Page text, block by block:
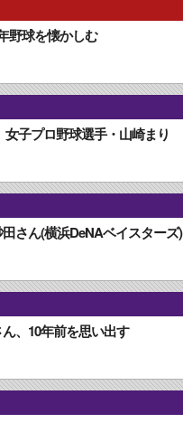
野球を懐かしむ
女子プロ野球選手・山崎まり
さん(横浜DeNAベイスターズ)
、10年前を思い出す